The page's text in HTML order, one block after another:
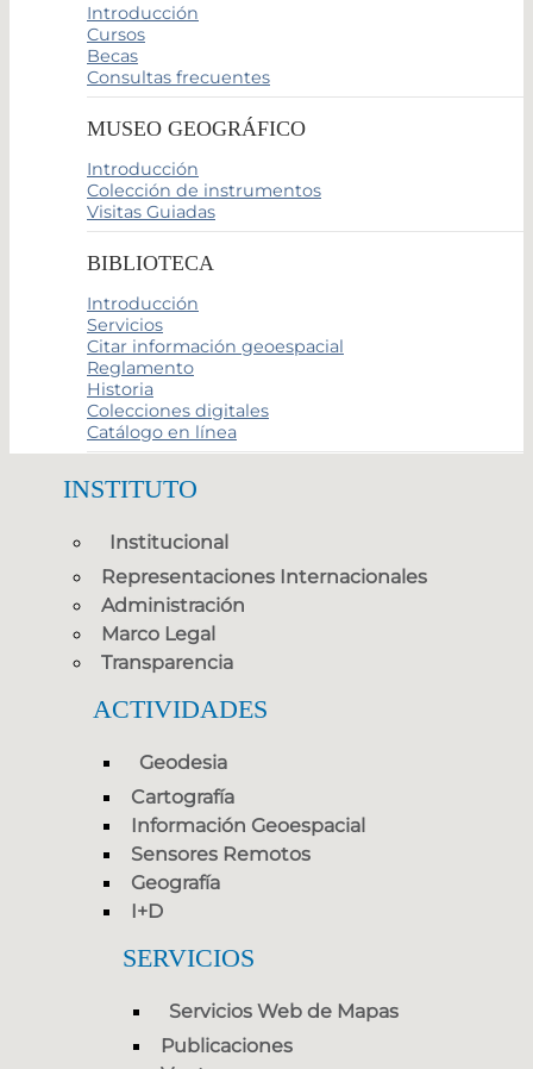
Introducción
Cursos
Becas
Consultas frecuentes
MUSEO GEOGRÁFICO
Introducción
Colección de instrumentos
Visitas Guiadas
BIBLIOTECA
Introducción
Servicios
Citar información geoespacial
Reglamento
Historia
Colecciones digitales
Catálogo en línea
INSTITUTO
Institucional
Representaciones Internacionales
Administración
Marco Legal
Transparencia
ACTIVIDADES
Geodesia
Cartografía
Información Geoespacial
Sensores Remotos
Geografía
I+D
SERVICIOS
Servicios Web de Mapas
Publicaciones